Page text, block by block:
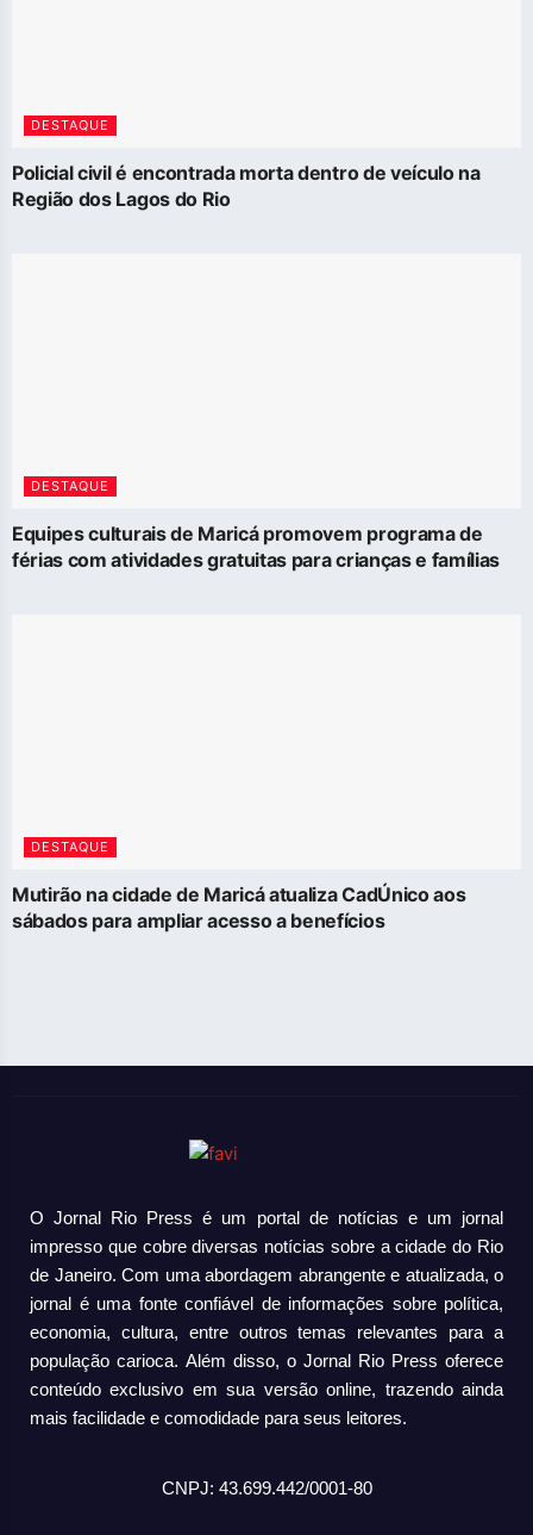
DESTAQUE
Policial civil é encontrada morta dentro de veículo na
Região dos Lagos do Rio
DESTAQUE
Equipes culturais de Maricá promovem programa de
férias com atividades gratuitas para crianças e famílias
DESTAQUE
Mutirão na cidade de Maricá atualiza CadÚnico aos
sábados para ampliar acesso a benefícios
O Jornal Rio Press é um portal de notícias e um jornal
impresso que cobre diversas notícias sobre a cidade do Rio
de Janeiro. Com uma abordagem abrangente e atualizada, o
jornal é uma fonte confiável de informações sobre política,
economia, cultura, entre outros temas relevantes para a
população carioca. Além disso, o Jornal Rio Press oferece
conteúdo exclusivo em sua versão online, trazendo ainda
mais facilidade e comodidade para seus leitores.
CNPJ: 43.699.442/0001-80